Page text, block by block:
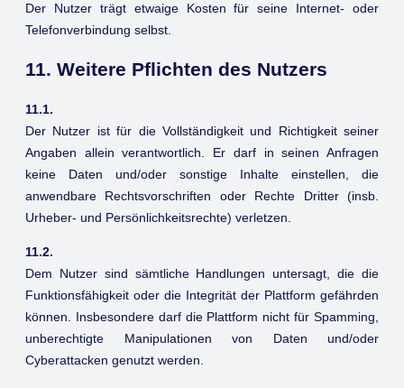
Der Nutzer trägt etwaige Kosten für seine Internet- oder
Telefonverbindung selbst.
11. Weitere Pflichten des Nutzers
11.1.
Der Nutzer ist für die Vollständigkeit und Richtigkeit seiner
Angaben allein verantwortlich. Er darf in seinen Anfragen
keine Daten und/oder sonstige Inhalte einstellen, die
anwendbare Rechtsvorschriften oder Rechte Dritter (insb.
Urheber- und Persönlichkeitsrechte) verletzen.
11.2.
Dem Nutzer sind sämtliche Handlungen untersagt, die die
Funktionsfähigkeit oder die Integrität der Plattform gefährden
können. Insbesondere darf die Plattform nicht für Spamming,
unberechtigte Manipulationen von Daten und/oder
Cyberattacken genutzt werden.